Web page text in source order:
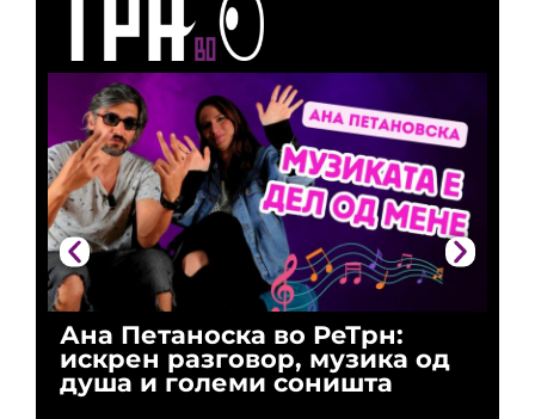
Ана Петаноска во РеТрн:
искрен разговор, музика од
душа и големи соништа